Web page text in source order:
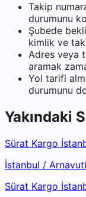
Takip
durumunu
Şubede
kimlik ve
Adres veya
aramak
Yol tarifi
durumunu
Yakındaki
Sürat Kargo
İstanbul /
Sürat Kargo